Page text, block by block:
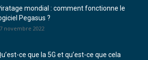
mondial : comment fonctionne le
Pegasus ?
novembre 2022
ce que la 5G et qu’est-ce que cela